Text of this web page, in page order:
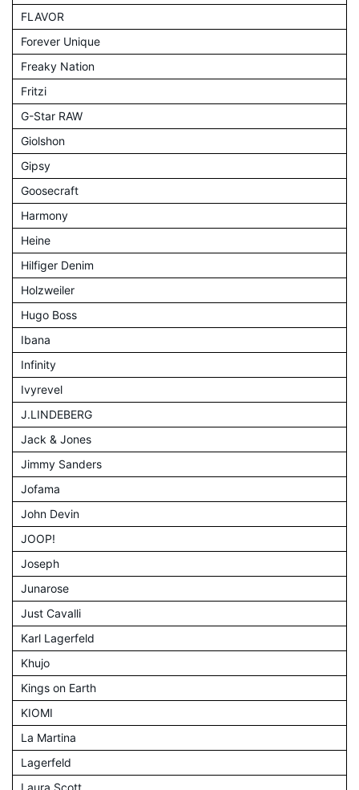
FLAVOR
Forever Unique
Freaky Nation
Fritzi
G-Star RAW
Giolshon
Gipsy
Goosecraft
Harmony
Heine
Hilfiger Denim
Holzweiler
Hugo Boss
Ibana
Infinity
Ivyrevel
J.LINDEBERG
Jack & Jones
Jimmy Sanders
Jofama
John Devin
JOOP!
Joseph
Junarose
Just Cavalli
Karl Lagerfeld
Khujo
Kings on Earth
KIOMI
La Martina
Lagerfeld